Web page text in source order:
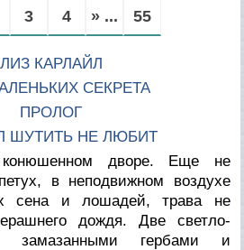
3 4 » ... 55
ЛИЗ КАРЛАЙЛ
СЕКРЕТА
ПРОЛОГ
ШУТИТЬ НЕ ЛЮБИТ
дворе. Еще не
в неподвижном воздухе
сена и лошадей, трава не
дождя. Две светло-
гербами и